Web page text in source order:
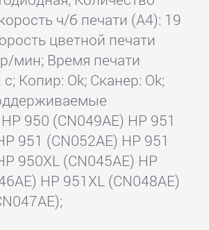
ч/б печати (А4): 19
цветной печати
мин; Время печати
Копир: Ok; Сканер: Ok;
950 (CN049AE) HP 951
951 (CN052AE) HP 951
950XL (CN045AE) HP
HP 951XL (CN048AE)